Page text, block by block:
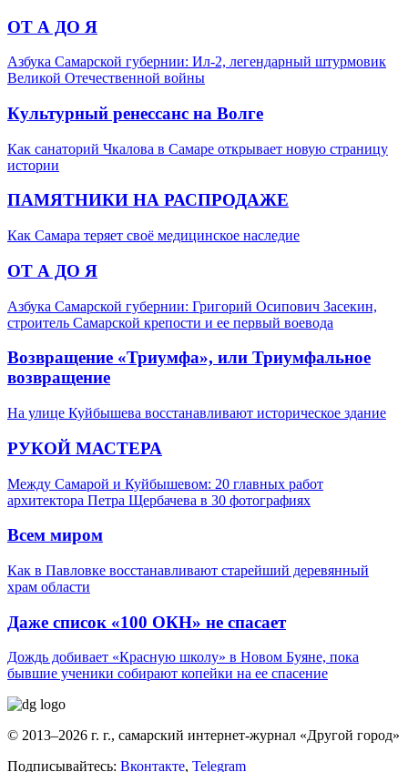
ОТ А ДО Я
Азбука Самарской губернии: Ил-2, легендарный штурмовик
Великой Отечественной войны
Культурный ренессанс на Волге
Как санаторий Чкалова в Самаре открывает новую страницу
истории
ПАМЯТНИКИ НА РАСПРОДАЖЕ
Как Самара теряет своё медицинское наследие
ОТ А ДО Я
Азбука Самарской губернии: Григорий Осипович Засекин,
строитель Самарской крепости и ее первый воевода
Возвращение «Триумфа», или Триумфальное
возвращение
На улице Куйбышева восстанавливают историческое здание
РУКОЙ МАСТЕРА
Между Самарой и Куйбышевом: 20 главных работ
архитектора Петра Щербачева в 30 фотографиях
Всем миром
Как в Павловке восстанавливают старейший деревянный
храм области
Даже список «100 ОКН» не спасает
Дождь добивает «Красную школу» в Новом Буяне, пока
бывшие ученики собирают копейки на ее спасение
© 2013–2026 г. г., самарский интернет-журнал «Другой город»
Подписывайтесь: Вконтакте, Telegram